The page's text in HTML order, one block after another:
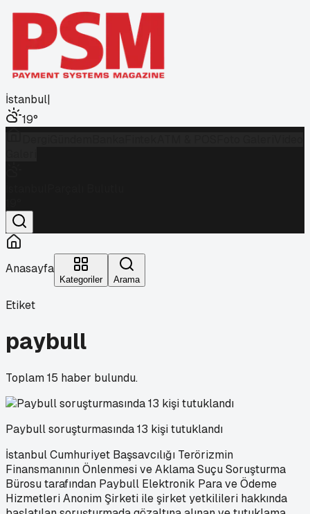
İstanbul|
19°
Anasayfa
Kategoriler Arama
Etiket
paybull
Toplam15 haber bulundu.
Paybull soruşturmasında 13 kişi tutuklandı
İstanbul Cumhuriyet Başsavcılığı Terörizmin
Finansmanının Önlenmesi ve Aklama Suçu Soruşturma
Bürosu tarafından Paybull Elektronik Para ve Ödeme
Hizmetleri Anonim Şirketi ile şirket yetkilileri hakkında